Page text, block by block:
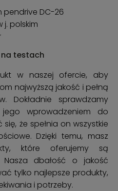
pendrive DC-26
j. polskim
testach
w naszej ofercie, aby
najwyższą jakość i pełną
Dokładnie sprawdzamy
wprowadzeniem do
że spełnia on wszystkie
Dzięki temu, masz
które oferujemy są
Nasza dbałość o jakość
tylko najlepsze produkty,
i potrzeby.